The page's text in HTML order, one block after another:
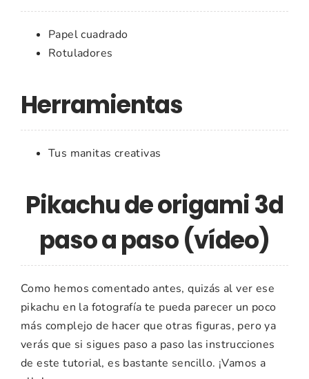
Papel cuadrado
Rotuladores
Herramientas
Tus manitas creativas
Pikachu de origami 3d
paso a paso (vídeo)
Como hemos comentado antes, quizás al ver ese
pikachu en la fotografía te pueda parecer un poco
más complejo de hacer que otras figuras, pero ya
verás que si sigues paso a paso las instrucciones
de este tutorial, es bastante sencillo. ¡Vamos a